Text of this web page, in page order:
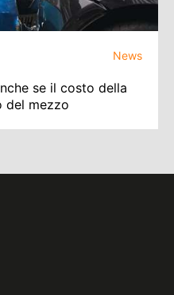
News
se il costo della
del mezzo